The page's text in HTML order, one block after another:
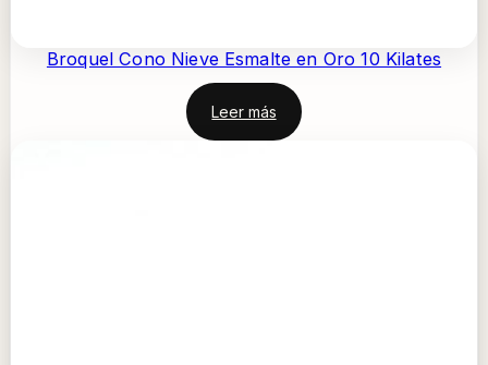
Broquel Cono Nieve Esmalte en Oro 10 Kilates
Leer más